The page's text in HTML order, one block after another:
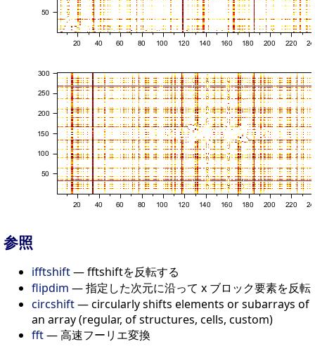
参照
ifftshift— fftshiftを反転する
flipdim — 指定した次元に沿って x ブロック要素を反転
circshift— circularly shifts elements or subarrays of
an array (regular, of structures, cells, custom)
fft— 高速フーリエ変換